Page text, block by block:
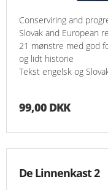
Conserviring and
Slovak and European
21 mønstre med god
og lidt historie
Tekst engelsk og
99,00 DKK
De Linnenkast 2